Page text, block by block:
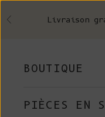
Précédent Livraison
BOUTIQUE
PIÈCES EN